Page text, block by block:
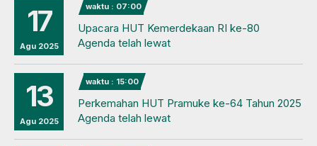
17
Agu 2025
waktu : 07:00
Upacara HUT Kemerdekaan RI ke-80
Agenda telah lewat
13
Agu 2025
waktu : 15:00
Perkemahan HUT Pramuke ke-64 Tahun 2025
Agenda telah lewat